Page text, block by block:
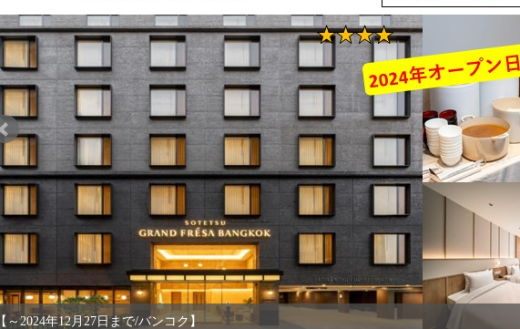
【～2024年12月27日まで/バンコク】